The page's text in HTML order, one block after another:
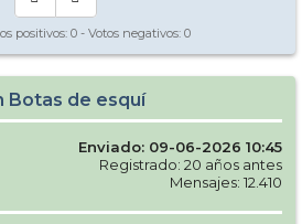
positivos: 0 - Votos negativos: 0
Botas de esquí
Enviado: 09-06-2026 10:45
Registrado: 20 años antes
Mensajes: 12.410